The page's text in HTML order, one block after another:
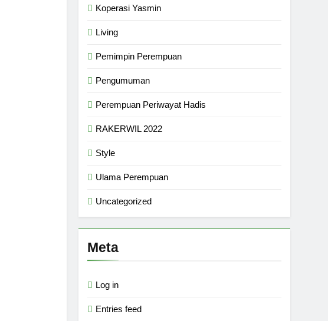
Koperasi Yasmin
Living
Pemimpin Perempuan
Pengumuman
Perempuan Periwayat Hadis
RAKERWIL 2022
Style
Ulama Perempuan
Uncategorized
Meta
Log in
Entries feed